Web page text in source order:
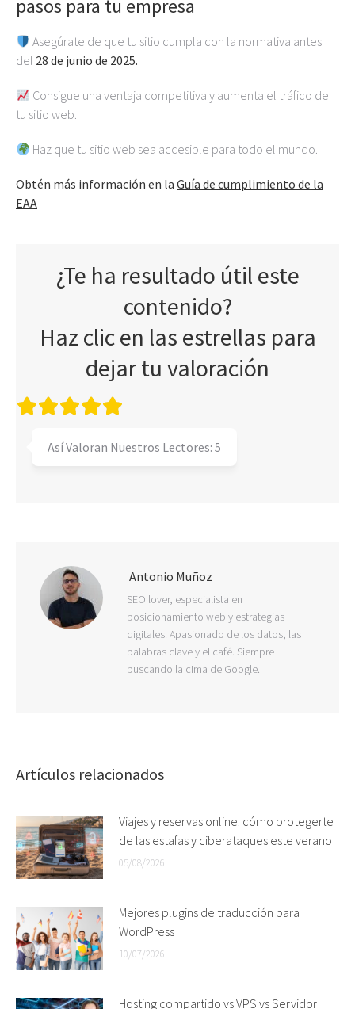
pasos para tu empresa
Asegúrate de que tu sitio cumpla con la normativa antes
del 28 de junio de 2025.
Consigue una ventaja competitiva y aumenta el tráfico de
tu sitio web.
Haz que tu sitio web sea accesible para todo el mundo.
Obtén más información en la Guía de cumplimiento de la
EAA
¿Te ha resultado útil este
contenido?
Haz clic en las estrellas para
dejar tu valoración
Así Valoran Nuestros Lectores: 5
Antonio Muñoz
SEO lover, especialista en
posicionamiento web y estrategias
digitales. Apasionado de los datos, las
palabras clave y el café. Siempre
buscando la cima de Google.
Artículos relacionados
Viajes y reservas online: cómo protegerte
de las estafas y ciberataques este verano
05/08/2026
Mejores plugins de traducción para
WordPress
10/07/2026
Hosting compartido vs VPS vs Servidor